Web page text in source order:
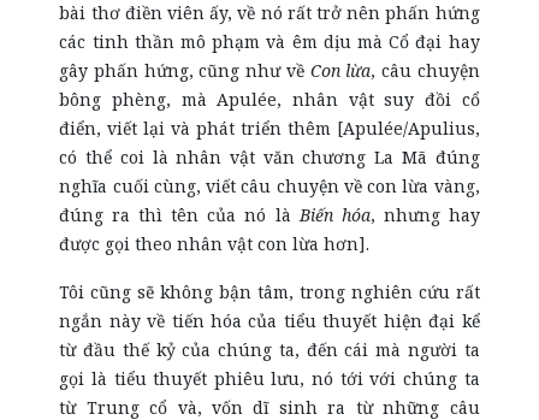
bài thơ điền viên ấy, về nó rất trở nên phấn hứng
các tinh thần mô phạm và êm dịu mà Cổ đại hay
gây phấn hứng, cũng như về Con lừa, câu chuyện
bông phèng, mà Apulée, nhân vật suy đồi cổ
điển, viết lại và phát triển thêm [Apulée/Apulius,
có thể coi là nhân vật văn chương La Mã đúng
nghĩa cuối cùng, viết câu chuyện về con lừa vàng,
đúng ra thì tên của nó làBiến hóa, nhưng hay
được gọi theo nhân vật con lừa hơn].
Tôi cũng sẽ không bận tâm, trong nghiên cứu rất
ngắn này về tiến hóa của tiểu thuyết hiện đại kể
từ đầu thế kỷ của chúng ta, đến cái mà người ta
gọi là tiểu thuyết phiêu lưu, nó tới với chúng ta
từ Trung cổ và, vốn dĩ sinh ra từ những câu